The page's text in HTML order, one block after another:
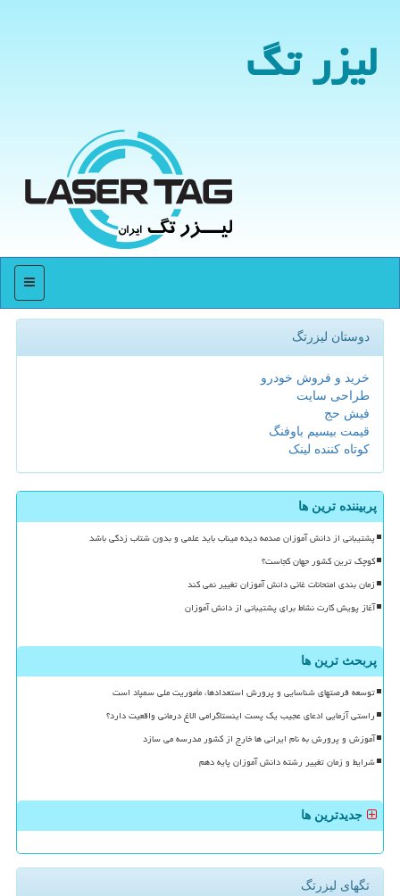
لیزر تگ
منو
دوستان لیزرتگ
خرید و فروش خودرو
طراحی سایت
فیش حج
قیمت بیسیم باوفنگ
کوتاه کننده لینک
پربیننده ترین ها
پشتیبانی از دانش آموزان صدمه دیده میناب باید علمی و بدون شتاب زدگی باشد
کوچک ترین کشور جهان کجاست؟
زمان بندی امتحانات غائی دانش آموزان تغییر نمی کند
آغاز پویش کارت نشاط برای پشتیبانی از دانش آموزان
پربحث ترین ها
توسعه فرصتهای شناسایی و پرورش استعدادها، مأموریت ملی سمپاد است
راستی آزمایی ادعای عجیب یک پست اینستاگرامی الاغ درمانی واقعیت دارد؟
آموزش و پرورش به نام ایرانی ها خارج از کشور مدرسه می سازد
شرایط و زمان تغییر رشته دانش آموزان پایه دهم
جدیدترین ها
تگهای لیزرتگ